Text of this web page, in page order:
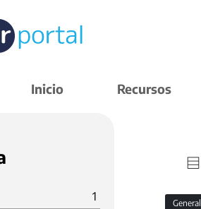
Inicio Recursos
1 General